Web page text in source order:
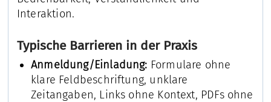
Interaktion.
Typische Barrieren in der Praxis
Anmeldung/Einladung: Formulare ohne
klare Feldbeschriftung, unklare
Zeitangaben, Links ohne Kontext, PDFs ohne